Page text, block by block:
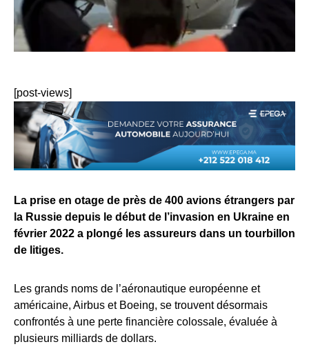
[post-views]
La prise en otage de près de 400 avions étrangers par
la Russie depuis le début de l’invasion en Ukraine en
février 2022 a plongé les assureurs dans un tourbillon
de litiges.
Les grands noms de l’aéronautique européenne et
américaine, Airbus et Boeing, se trouvent désormais
confrontés à une perte financière colossale, évaluée à
plusieurs milliards de dollars.